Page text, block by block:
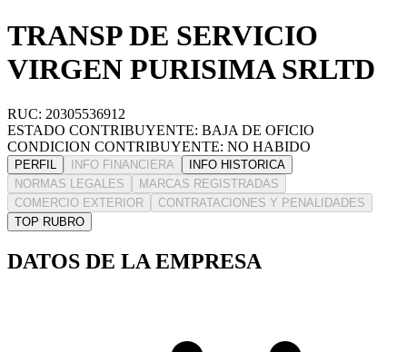
TRANSP DE SERVICIO
VIRGEN PURISIMA SRLTD
RUC: 20305536912
ESTADO CONTRIBUYENTE: BAJA DE OFICIO
CONDICION CONTRIBUYENTE: NO HABIDO
PERFIL INFO FINANCIERA
INFO HISTORICA
NORMAS LEGALES
MARCAS REGISTRADAS
COMERCIO EXTERIOR
CONTRATACIONES Y PENALIDADES
TOP RUBRO
DATOS DE LA EMPRESA